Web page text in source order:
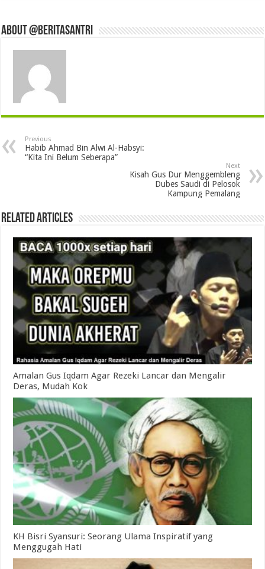
About @beritasantri
Previous
Habib Ahmad Bin Alwi Al-Habsyi:
“Kita Ini Belum Seberapa”
Next
Kisah Gus Dur Menggembleng
Dubes Saudi di Pelosok
Kampung Pemalang
Related Articles
Amalan Gus Iqdam Agar Rezeki Lancar dan Mengalir
Deras, Mudah Kok
KH Bisri Syansuri: Seorang Ulama Inspiratif yang
Menggugah Hati